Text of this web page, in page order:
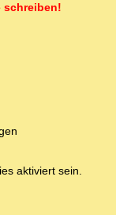
schreiben!
aktiviert sein.